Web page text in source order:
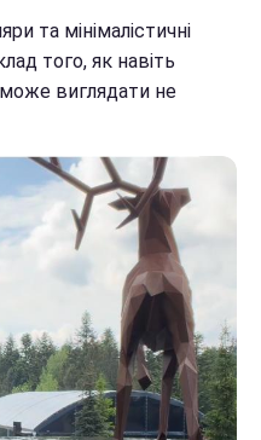
та мінімалістичні
того, як навіть
може виглядати не